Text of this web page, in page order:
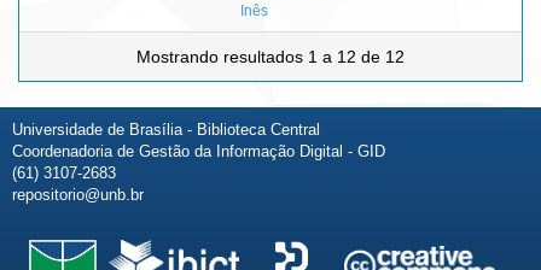
Inês
Mostrando resultados 1 a 12 de 12
Universidade de Brasília - Biblioteca Central
Coordenadoria de Gestão da Informação Digital - GID
(61) 3107-2683
repositorio@unb.br